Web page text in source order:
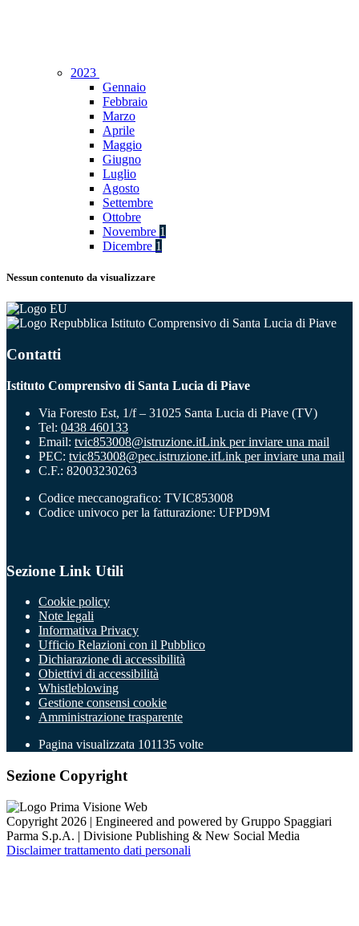
2023
Gennaio
Febbraio
Marzo
Aprile
Maggio
Giugno
Luglio
Agosto
Settembre
Ottobre
Novembre 1
Dicembre 1
Nessun contenuto da visualizzare
Istituto Comprensivo di Santa Lucia di Piave
Contatti
Istituto Comprensivo di Santa Lucia di Piave
Via Foresto Est, 1/f – 31025 Santa Lucia di Piave (TV)
Tel: 0438 460133
Email: tvic853008@istruzione.itLink per inviare una mail
PEC: tvic853008@pec.istruzione.itLink per inviare una mail
C.F.: 82003230263
Codice meccanografico: TVIC853008
Codice univoco per la fatturazione: UFPD9M
Sezione Link Utili
Cookie policy
Note legali
Informativa Privacy
Ufficio Relazioni con il Pubblico
Dichiarazione di accessibilità
Obiettivi di accessibilità
Whistleblowing
Gestione consensi cookie
Amministrazione trasparente
Pagina visualizzata 101135 volte
Sezione Copyright
Copyright 2026 | Engineered and powered by Gruppo Spaggiari
Parma S.p.A. | Divisione Publishing & New Social Media
Disclaimer trattamento dati personali